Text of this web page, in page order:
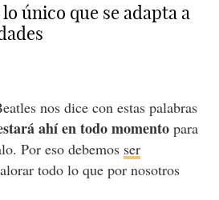
único que se adapta a
nos dice con estas palabras
ahí en todo momentopara
Por eso debemos ser
todo lo que por nosotros